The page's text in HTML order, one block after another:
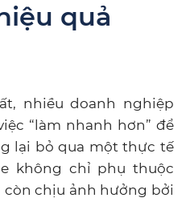
quả
nhiều doanh nghiệp
“làm nhanh hơn” để
lại bỏ qua một thực tế
không chỉ phụ thuộc
còn chịu ảnh hưởng bởi